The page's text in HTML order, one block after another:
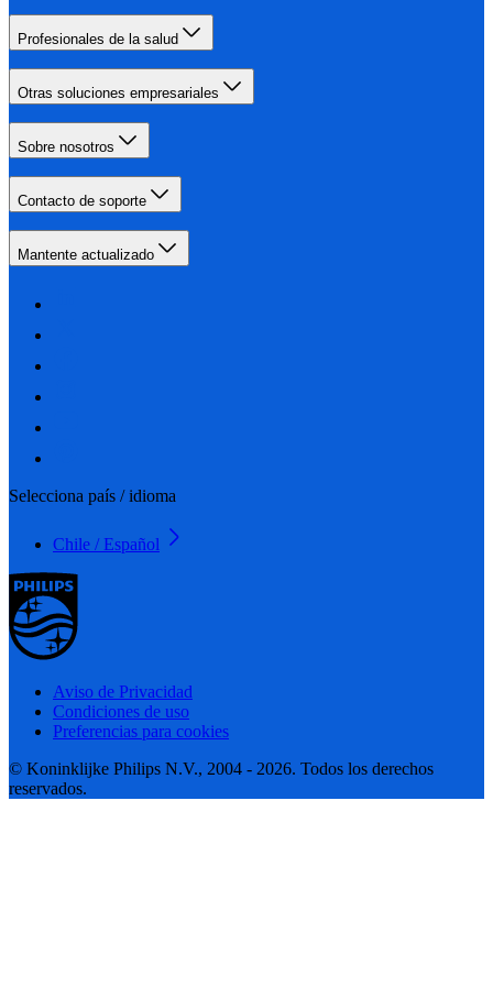
Profesionales de la salud
Otras soluciones empresariales
Sobre nosotros
Contacto de soporte
Mantente actualizado
Selecciona país / idioma
Chile / Español
Aviso de Privacidad
Condiciones de uso
Preferencias para cookies
© Koninklijke Philips N.V., 2004 - 2026. Todos los derechos
reservados.